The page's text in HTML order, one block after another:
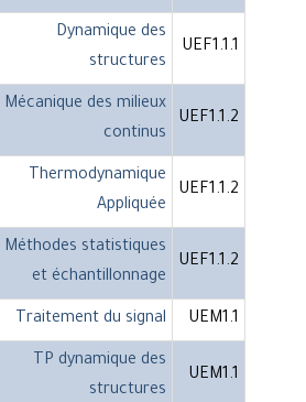
UEF1.1.1
Dynamique des
structures
UEF1.1.2
Mécanique des milieux
continus
UEF1.1.2
Thermodynamique
Appliquée
UEF1.1.2
Méthodes statistiques
et échantillonnage
UEM1.1
Traitement du signal
UEM1.1
TP dynamique des
structures